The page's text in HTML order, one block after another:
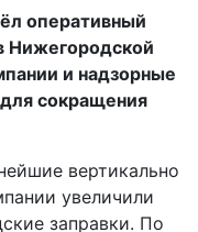
оперативный
Нижегородской
и надзорные
сокращения
вертикально
увеличили
заправки. По